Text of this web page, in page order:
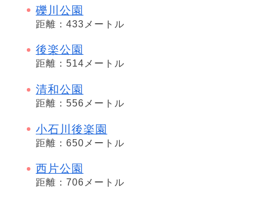
礫川公園
距離：433メートル
後楽公園
距離：514メートル
清和公園
距離：556メートル
小石川後楽園
距離：650メートル
西片公園
距離：706メートル